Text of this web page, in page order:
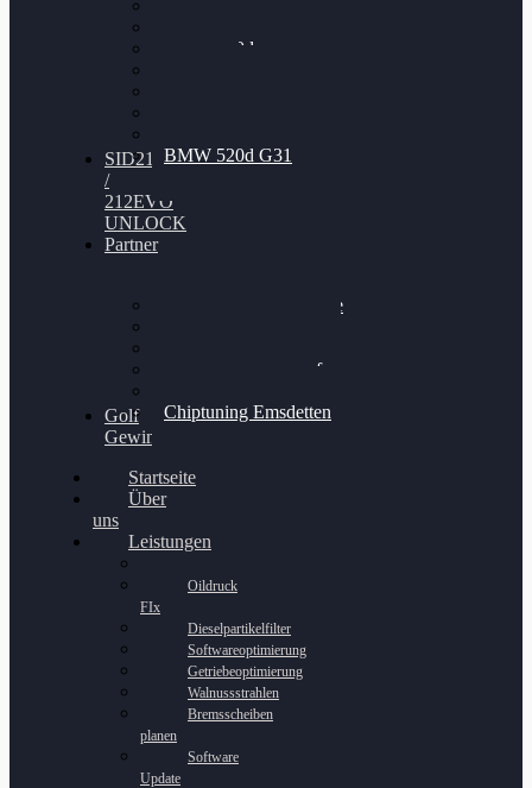
BMW 120d
BMW 520d G31
SID212
/
212EVO
UNLOCK
Partner
Bilgenroth Performance
Chiptuning Schüttorf
Chiptuning Emsdetten
Golf
Gewinnspiel
Startseite
Über
uns
Leistungen
Oildruck
FIx
Dieselpartikelfilter
Softwareoptimierung
Getriebeoptimierung
Walnussstrahlen
Bremsscheiben
planen
Software
Update